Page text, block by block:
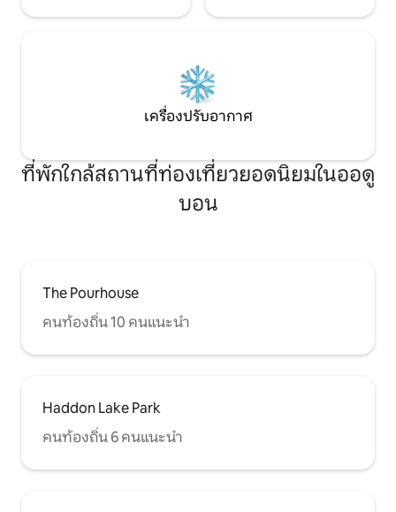
เครื่องปรับอากาศ
ที่พักใกล้สถานที่ท่องเที่ยวยอดนิยมในออดู
บอน
The Pourhouse
คนท้องถิ่น 10 คนแนะนำ
Haddon Lake Park
คนท้องถิ่น 6 คนแนะนำ